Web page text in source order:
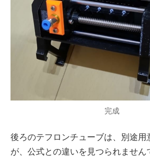
完成
後ろのテフロンチューブは、別途用
が、公式との違いを見つられません